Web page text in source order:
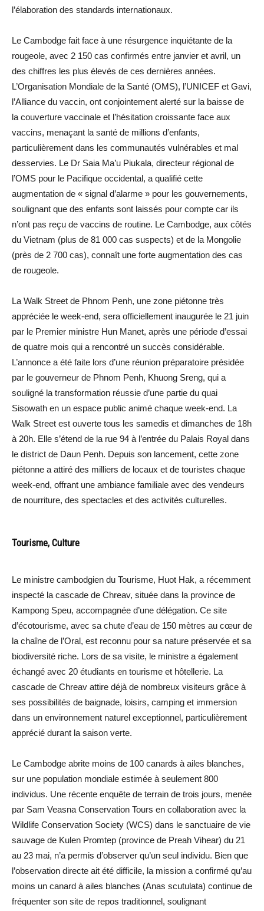
l’élaboration des standards internationaux.
Le Cambodge fait face à une résurgence inquiétante de la
rougeole, avec 2 150 cas confirmés entre janvier et avril, un
des chiffres les plus élevés de ces dernières années.
L’Organisation Mondiale de la Santé (OMS), l’UNICEF et Gavi,
l’Alliance du vaccin, ont conjointement alerté sur la baisse de
la couverture vaccinale et l’hésitation croissante face aux
vaccins, menaçant la santé de millions d’enfants,
particulièrement dans les communautés vulnérables et mal
desservies. Le Dr Saia Ma’u Piukala, directeur régional de
l’OMS pour le Pacifique occidental, a qualifié cette
augmentation de « signal d’alarme » pour les gouvernements,
soulignant que des enfants sont laissés pour compte car ils
n’ont pas reçu de vaccins de routine. Le Cambodge, aux côtés
du Vietnam (plus de 81 000 cas suspects) et de la Mongolie
(près de 2 700 cas), connaît une forte augmentation des cas
de rougeole.
La Walk Street de Phnom Penh, une zone piétonne très
appréciée le week-end, sera officiellement inaugurée le 21 juin
par le Premier ministre Hun Manet, après une période d’essai
de quatre mois qui a rencontré un succès considérable.
L’annonce a été faite lors d’une réunion préparatoire présidée
par le gouverneur de Phnom Penh, Khuong Sreng, qui a
souligné la transformation réussie d’une partie du quai
Sisowath en un espace public animé chaque week-end. La
Walk Street est ouverte tous les samedis et dimanches de 18h
à 20h. Elle s’étend de la rue 94 à l’entrée du Palais Royal dans
le district de Daun Penh. Depuis son lancement, cette zone
piétonne a attiré des milliers de locaux et de touristes chaque
week-end, offrant une ambiance familiale avec des vendeurs
de nourriture, des spectacles et des activités culturelles.
Tourisme, Culture
Le ministre cambodgien du Tourisme, Huot Hak, a récemment
inspecté la cascade de Chreav, située dans la province de
Kampong Speu, accompagnée d’une délégation. Ce site
d’écotourisme, avec sa chute d’eau de 150 mètres au cœur de
la chaîne de l’Oral, est reconnu pour sa nature préservée et sa
biodiversité riche. Lors de sa visite, le ministre a également
échangé avec 20 étudiants en tourisme et hôtellerie. La
cascade de Chreav attire déjà de nombreux visiteurs grâce à
ses possibilités de baignade, loisirs, camping et immersion
dans un environnement naturel exceptionnel, particulièrement
apprécié durant la saison verte.
Le Cambodge abrite moins de 100 canards à ailes blanches,
sur une population mondiale estimée à seulement 800
individus. Une récente enquête de terrain de trois jours, menée
par Sam Veasna Conservation Tours en collaboration avec la
Wildlife Conservation Society (WCS) dans le sanctuaire de vie
sauvage de Kulen Promtep (province de Preah Vihear) du 21
au 23 mai, n’a permis d’observer qu’un seul individu. Bien que
l’observation directe ait été difficile, la mission a confirmé qu’au
moins un canard à ailes blanches (Anas scutulata) continue de
fréquenter son site de repos traditionnel, soulignant